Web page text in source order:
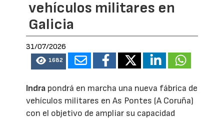
vehículos militares en
Galicia
31/07/2026
1682
Indra pondrá en marcha una nueva fábrica de
vehículos militares en As Pontes (A Coruña)
con el objetivo de ampliar su capacidad